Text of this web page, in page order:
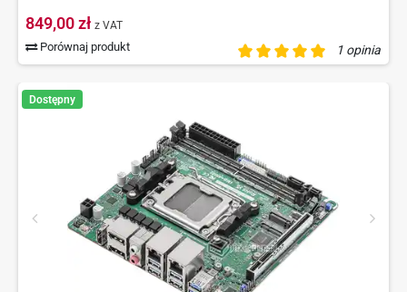
1 opinia
849,00 zł z VAT
Porównaj produkt
Dostępny